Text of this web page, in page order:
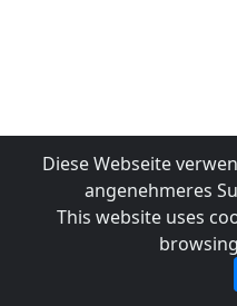
Diese Webseite
angenehmeres
This website uses